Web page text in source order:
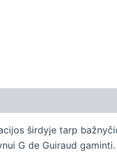
širdyje tarp
G de Guiraud gaminti.